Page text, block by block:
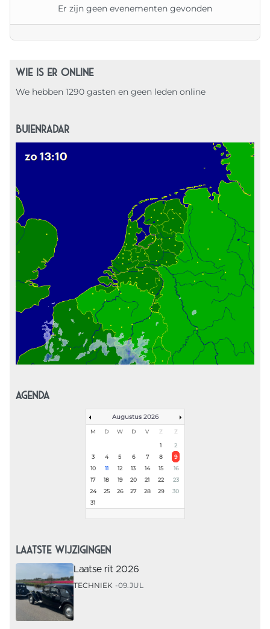
Er zijn geen evenementen gevonden
WIE IS ER ONLINE
We hebben 1290 gasten en geen leden online
BUIENRADAR
AGENDA
Augustus 2026
M D W D V Z Z
1
2
3
4 5 6 7 8
9
10
11 12 13 14 15
16
17
18 19 20 21 22
23
24
25 26 27 28 29
30
31
LAATSTE WIJZIGINGEN
Laatse rit 2026
TECHNIEK 09.JUL